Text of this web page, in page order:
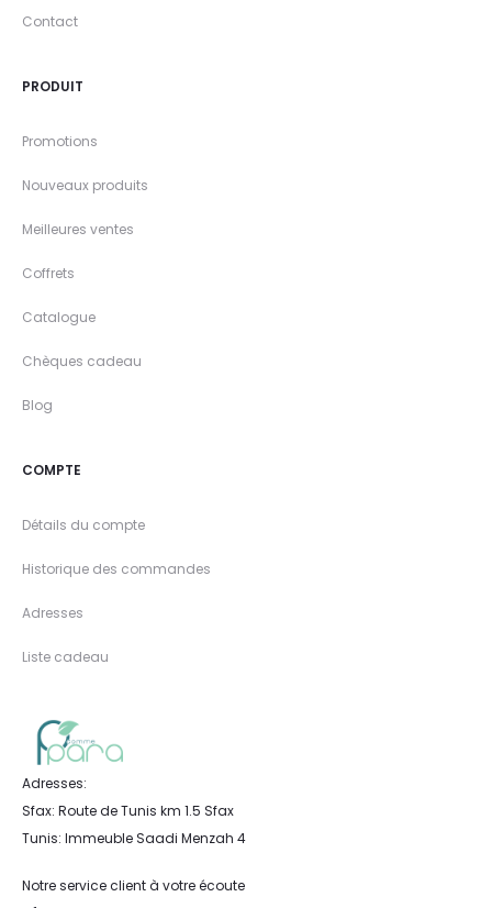
Contact
PRODUIT
Promotions
Nouveaux produits
Meilleures ventes
Coffrets
Catalogue
Chèques cadeau
Blog
COMPTE
Détails du compte
Historique des commandes
Adresses
Liste cadeau
Adresses:
Sfax: Route de Tunis km 1.5 Sfax
Tunis: Immeuble Saadi Menzah 4
Notre service client à votre écoute